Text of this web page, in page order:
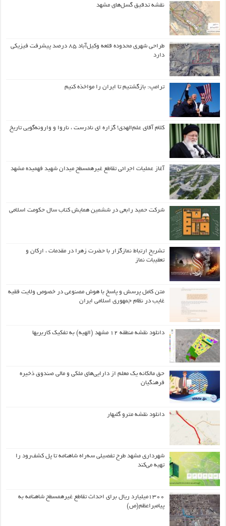
نقشه تدقیق گسل‌های مشهد
طراحی شهری محدوده قلعه وکیل‌آباد ۸۵ درصد پیشرفت فیزیکی
دارد
ترامپ: بازگشتیم تا ایران را مواخذه کنیم
کلام آقای علم‌الهدی! گزاره ای نادرست ، ناروا و وارونه‌گویی تاریخ
آغاز عملیات اجرائی تقاطع غیرهمسطح میدان شهید فهمیده مشهد
شرکت حمید رابعی در ششمین همایش کتاب سال حکومت اسلامی
تشریح ارتباط نمازگزار با حضرت زهرا در مقدمات ، ارکان و
تعقیبات نماز
متن کامل پرسش و پاسخ با هوش مصنوعی در خصوص ولایت فقیه
غایب در نظام جمهوری اسلامی ایران
دانلود نقشه منطقه ۱۲ مشهد (الهیه) به تفکیک کاربریها
حق مالکانه یک معلم از دارایی‌های ملکی و مالی صندوق ذخیره
فرهنگیان
دانلود نقشه مترو گلبهار
شهرداری مشهد طرح تفصیلی سه‌راه شاهنامه تا پل کشف‌رود را
تهیه می‌کند
۱۳۰۰میلیارد ریال برای احداث تقاطع غیرهمسطح شاهنامه به
پیامبراعظم(ص)